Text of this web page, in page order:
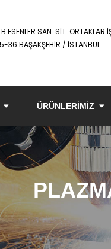
ESENLER SAN. SİT. ORTAKLAR
36 BAŞAKŞEHİR / İSTANBUL
ÜRÜNLERİMİZ